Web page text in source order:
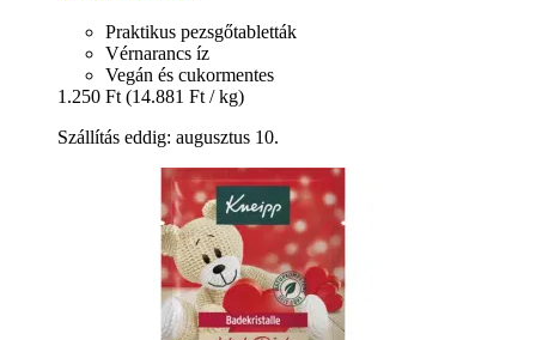
Praktikus pezsgőtabletták
Vérnarancs íz
Vegán és cukormentes
1.250 Ft (14.881 Ft / kg)
Szállítás eddig: augusztus 10.